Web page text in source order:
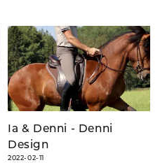
Ia & Denni - Denni
Design
2022-02-11